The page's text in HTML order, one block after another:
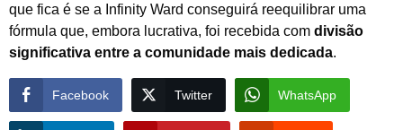
que fica é se a Infinity Ward conseguirá reequilibrar uma
fórmula que, embora lucrativa, foi recebida com divisão
significativa entre a comunidade mais dedicada.
Facebook Twitter WhatsApp